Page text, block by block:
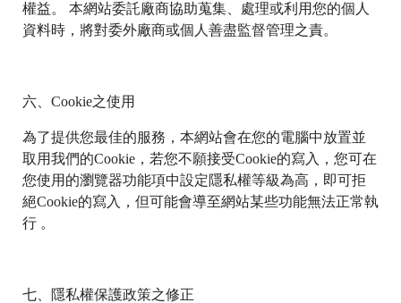
權益。 本網站委託廠商協助蒐集、處理或利用您的個人
資料時，將對委外廠商或個人善盡監督管理之責。
六、Cookie之使用
為了提供您最佳的服務，本網站會在您的電腦中放置並
取用我們的Cookie，若您不願接受Cookie的寫入，您可在
您使用的瀏覽器功能項中設定隱私權等級為高，即可拒
絕Cookie的寫入，但可能會導至網站某些功能無法正常執
行 。
七、隱私權保護政策之修正